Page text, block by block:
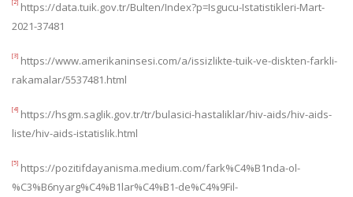
[2] https://data.tuik.gov.tr/Bulten/Index?p=Isgucu-Istatistikleri-Mart-
2021-37481
[3] https://www.amerikaninsesi.com/a/issizlikte-tuik-ve-diskten-farkli-
rakamalar/5537481.html
[4] https://hsgm.saglik.gov.tr/tr/bulasici-hastaliklar/hiv-aids/hiv-aids-
liste/hiv-aids-istatislik.html
[5] https://pozitifdayanisma.medium.com/fark%C4%B1nda-ol-
%C3%B6nyarg%C4%B1lar%C4%B1-de%C4%9Fil-